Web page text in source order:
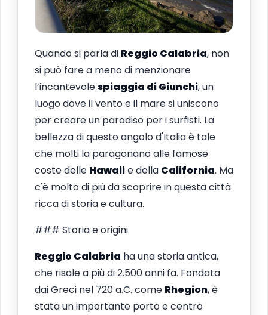
Quando si parla di Reggio Calabria, non
si può fare a meno di menzionare
l’incantevolespiaggia di Giunchi, un
luogo dove il vento e il mare si uniscono
per creare un paradiso per i surfisti. La
bellezza di questo angolo d'Italia è tale
che molti la paragonano alle famose
coste delle Hawaiie della California. Ma
c'è molto di più da scoprire in questa città
ricca di storia e cultura.
### Storia e origini
Reggio Calabria ha una storia antica,
che risale a più di 2.500 anni fa. Fondata
dai Greci nel 720 a.C. come Rhegion, è
stata un importante porto e centro